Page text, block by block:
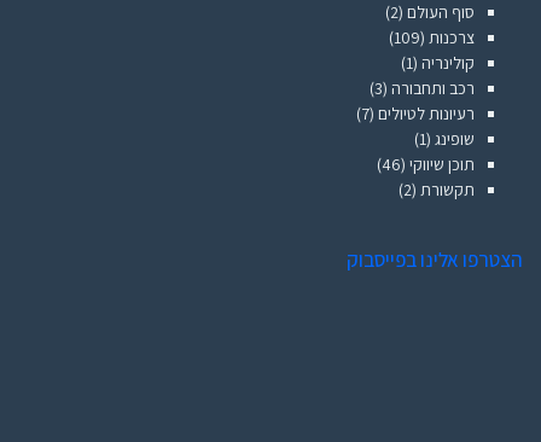
סוף העולם (2)
צרכנות (109)
קולינריה (1)
רכב ותחבורה (3)
רעיונות לטיולים (7)
שופינג (1)
תוכן שיווקי (46)
תקשורת (2)
הצטרפו אלינו בפייסבוק